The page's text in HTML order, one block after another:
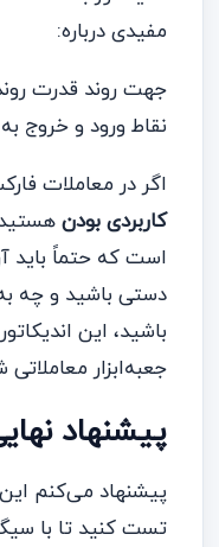
مفیدی درباره:
جهت روند قدرت
نقاط ورود و خروج
اگر در معاملات
کاربردی بودن
است که حتماً باید
دستی باشید و چه
باشید، این
جعبه‌ابزار
پیشنهاد
پیشنهاد می‌کنم
تست کنید تا با